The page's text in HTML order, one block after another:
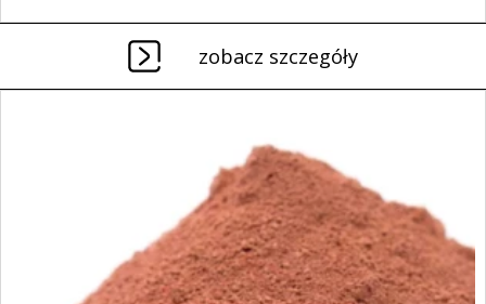
zobacz szczegóły